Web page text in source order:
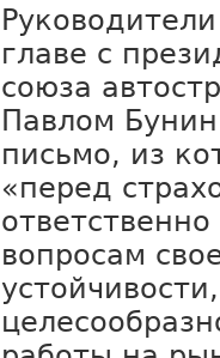
главе с
союза
Павлом
письмо, из
«перед
вопросам